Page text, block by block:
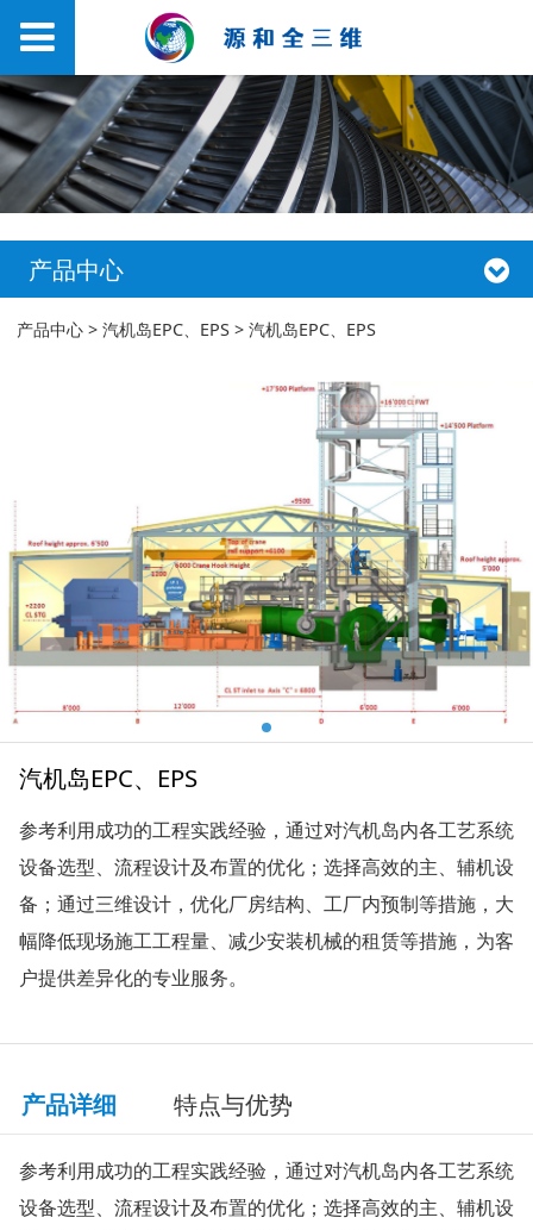
产品中心
汽机岛EPC、EPS
产品中心 >汽机岛EPC、EPS >汽机岛EPC、EPS
汽机岛EPC、EPS
参考利用成功的工程实践经验，通过对汽机岛内各工艺系统
设备选型、流程设计及布置的优化；选择高效的主、辅机设
备；通过三维设计，优化厂房结构、工厂内预制等措施，大
幅降低现场施工工程量、减少安装机械的租赁等措施，为客
户提供差异化的专业服务。
产品详细 特点与优势
参考利用成功的工程实践经验，通过对汽机岛内各工艺系统
设备选型、流程设计及布置的优化；选择高效的主、辅机设